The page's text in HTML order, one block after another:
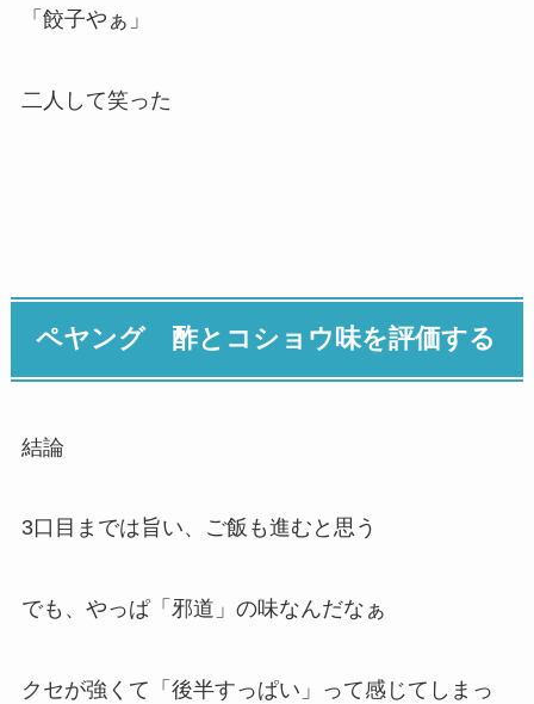
「餃子やぁ」
二人して笑った
ペヤング 酢とコショウ味を評価する
結論
3口目までは旨い、ご飯も進むと思う
でも、やっぱ「邪道」の味なんだなぁ
クセが強くて「後半すっぱい」って感じてしまっ